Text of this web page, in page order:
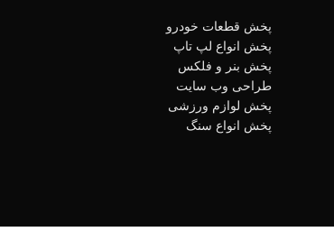
پخش قطعات خودرو
پخش انواع لپ تاپ
پخش بنر و فلکس
طراحی وب سایت
پخش لوازم ورزشی
پخش انواع سنگ